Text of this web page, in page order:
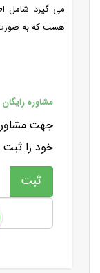
می گیرد شامل
هست که به صورت
مشاوره رایگان
جهت
خود را ثبت